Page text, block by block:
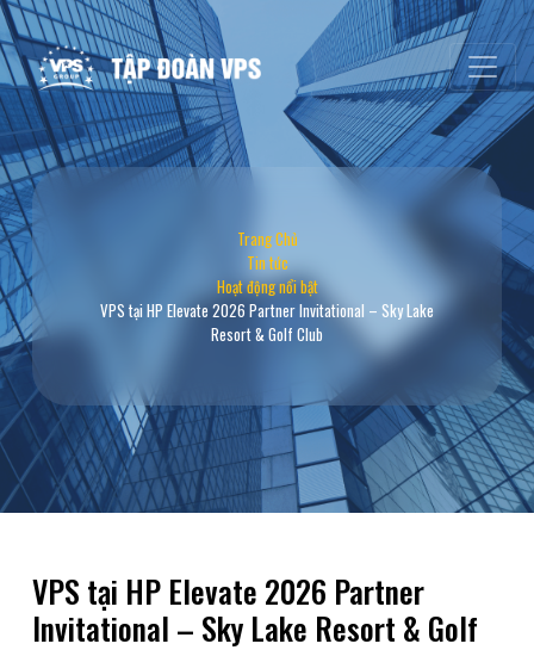
Trang Chủ
Tin tức
Hoạt động nổi bật
VPS tại HP Elevate 2026 Partner Invitational – Sky Lake
Resort & Golf Club
VPS tại HP Elevate 2026 Partner
Invitational – Sky Lake Resort & Golf